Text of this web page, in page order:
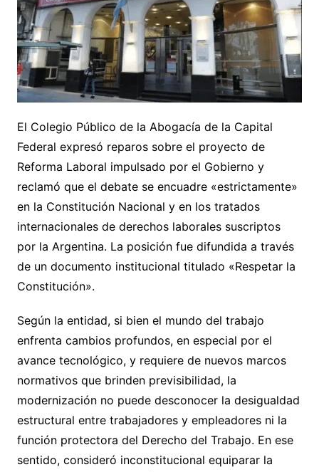
El Colegio Público de la Abogacía de la Capital
Federal expresó reparos sobre el proyecto de
Reforma Laboral impulsado por el Gobierno y
reclamó que el debate se encuadre «estrictamente»
en la Constitución Nacional y en los tratados
internacionales de derechos laborales suscriptos
por la Argentina. La posición fue difundida a través
de un documento institucional titulado «Respetar la
Constitución».
Según la entidad, si bien el mundo del trabajo
enfrenta cambios profundos, en especial por el
avance tecnológico, y requiere de nuevos marcos
normativos que brinden previsibilidad, la
modernización no puede desconocer la desigualdad
estructural entre trabajadores y empleadores ni la
función protectora del Derecho del Trabajo. En ese
sentido, consideró inconstitucional equiparar la